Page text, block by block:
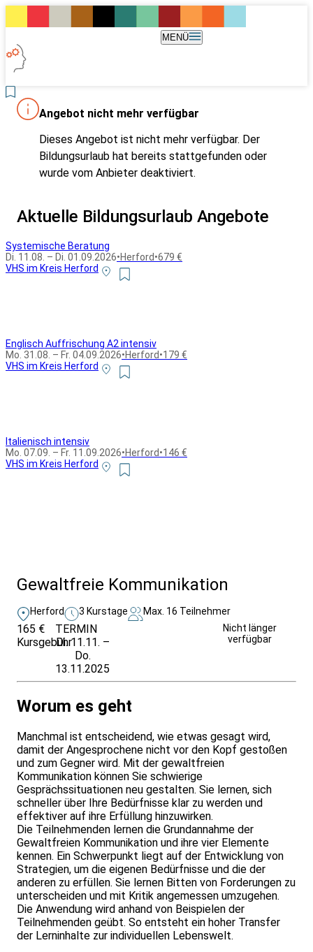
MENÜ
Angebot nicht mehr verfügbar
Dieses Angebot ist nicht mehr verfügbar. Der
Bildungsurlaub hat bereits stattgefunden oder
wurde vom Anbieter deaktiviert.
Aktuelle Bildungsurlaub Angebote
Systemische Beratung
Di. 11.08. – Di. 01.09.2026•Herford•679 €
VHS im Kreis Herford
Englisch Auffrischung A2 intensiv
Mo. 31.08. – Fr. 04.09.2026•Herford•179 €
VHS im Kreis Herford
Italienisch intensiv
Mo. 07.09. – Fr. 11.09.2026•Herford•146 €
VHS im Kreis Herford
Gewaltfreie Kommunikation
Herford 3 Kurstage Max. 16 Teilnehmer
165 €
Kursgebühr
TERMIN
Di. 11.11. –
Do.
13.11.2025
Nicht länger
verfügbar
Worum es geht
Manchmal ist entscheidend, wie etwas gesagt wird,
damit der Angesprochene nicht vor den Kopf gestoßen
und zum Gegner wird. Mit der gewaltfreien
Kommunikation können Sie schwierige
Gesprächssituationen neu gestalten. Sie lernen, sich
schneller über Ihre Bedürfnisse klar zu werden und
effektiver auf ihre Erfüllung hinzuwirken.
Die Teilnehmenden lernen die Grundannahme der
Gewaltfreien Kommunikation und ihre vier Elemente
kennen. Ein Schwerpunkt liegt auf der Entwicklung von
Strategien, um die eigenen Bedürfnisse und die der
anderen zu erfüllen. Sie lernen Bitten von Forderungen zu
unterscheiden und mit Kritik angemessen umzugehen.
Die Anwendung wird anhand von Beispielen der
Teilnehmenden geübt. So entsteht ein hoher Transfer
der Lerninhalte zur individuellen Lebenswelt.